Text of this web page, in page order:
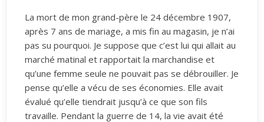
La mort de mon grand-père le 24 décembre 1907,
après 7 ans de mariage, a mis fin au magasin, je n’ai
pas su pourquoi. Je suppose que c’est lui qui allait au
marché matinal et rapportait la marchandise et
qu’une femme seule ne pouvait pas se débrouiller. Je
pense qu’elle a vécu de ses économies. Elle avait
évalué qu’elle tiendrait jusqu’à ce que son fils
travaille. Pendant la guerre de 14, la vie avait été